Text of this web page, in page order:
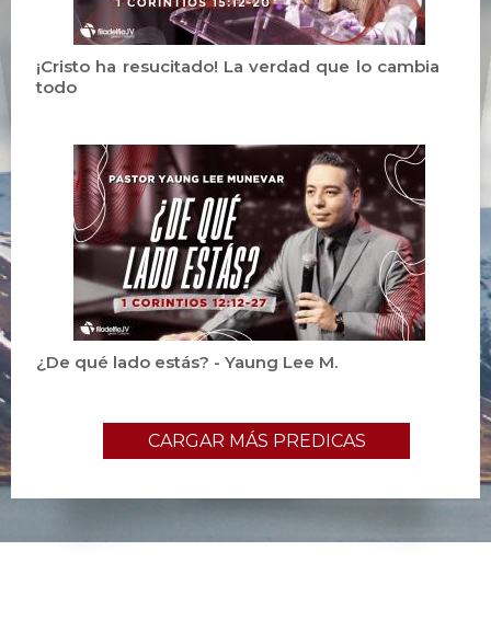
¡Cristo ha resucitado! La verdad que lo cambia
todo
¿De qué lado estás? - Yaung Lee M.
CARGAR MÁS PREDICAS